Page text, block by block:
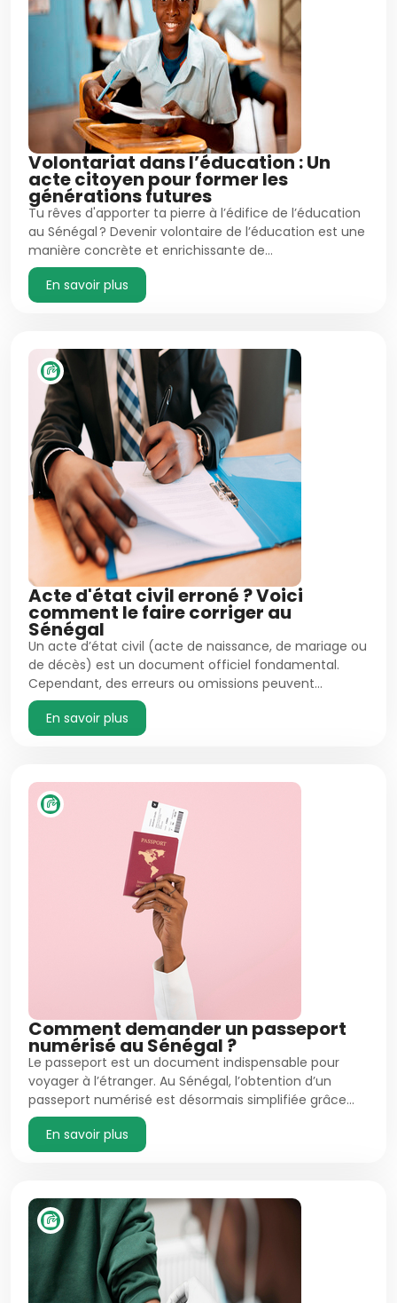
Volontariat dans l’éducation : Un
acte citoyen pour former les
générations futures
Tu rêves d'apporter ta pierre à l’édifice de l’éducation
au Sénégal ? Devenir volontaire de l’éducation est une
manière concrète et enrichissante de…
En savoir plus
Acte d'état civil erroné ? Voici
comment le faire corriger au
Sénégal
Un acte d’état civil (acte de naissance, de mariage ou
de décès) est un document officiel fondamental.
Cependant, des erreurs ou omissions peuvent…
En savoir plus
Comment demander un passeport
numérisé au Sénégal ?
Le passeport est un document indispensable pour
voyager à l’étranger. Au Sénégal, l’obtention d’un
passeport numérisé est désormais simplifiée grâce…
En savoir plus